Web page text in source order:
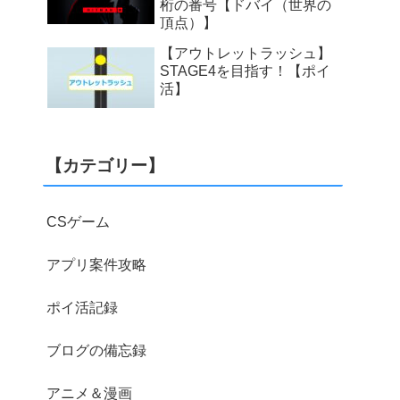
桁の番号【ドバイ（世界の
頂点）】
【アウトレットラッシュ】
STAGE4を目指す！【ポイ
活】
【カテゴリー】
CSゲーム
アプリ案件攻略
ポイ活記録
ブログの備忘録
アニメ＆漫画